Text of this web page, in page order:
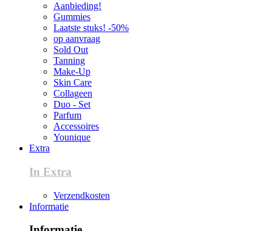
Aanbieding!
Gummies
Laatste stuks! -50%
op aanvraag
Sold Out
Tanning
Make-Up
Skin Care
Collageen
Duo - Set
Parfum
Accessoires
Younique
Extra
In Extra
Verzendkosten
Informatie